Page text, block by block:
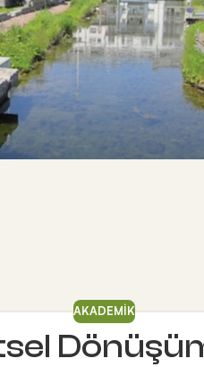
AKADEMIK